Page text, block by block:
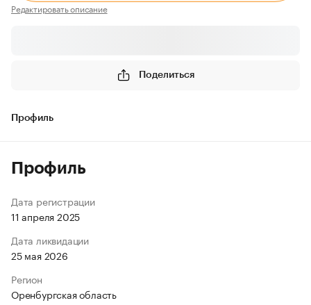
Редактировать описание
Поделиться
Профиль
Профиль
Дата регистрации
11 апреля 2025
Дата ликвидации
25 мая 2026
Регион
Оренбургская область